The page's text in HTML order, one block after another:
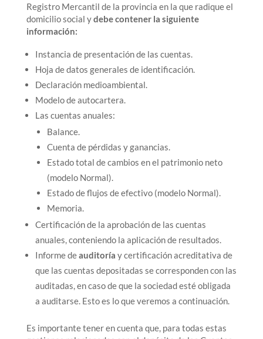
Registro Mercantil de la provincia en la que radique el
domicilio social ydebe contener la siguiente
información:
Instancia de presentación de las cuentas.
Hoja de datos generales de identificación.
Declaración medioambiental.
Modelo de autocartera.
Las cuentas anuales:
Balance.
Cuenta de pérdidas y ganancias.
Estado total de cambios en el patrimonio neto
(modelo Normal).
Estado de flujos de efectivo (modelo Normal).
Memoria.
Certificación de la aprobación de las cuentas
anuales, conteniendo la aplicación de resultados.
Informe deauditoría y certificación acreditativa de
que las cuentas depositadas se corresponden con las
auditadas, en caso de que la sociedad esté obligada
a auditarse. Esto es lo que veremos a continuación.
Es importante tener en cuenta que, para todas estas